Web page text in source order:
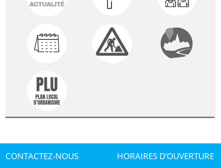
CONTACTEZ-NOUS HORAIRES D’OUVERTURE